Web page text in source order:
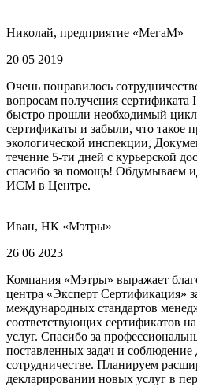
Николай, предприятие «МегаМ»
20 05 2019
Очень понравилось
вопросам получения
быстро прошли необходимый цикл
сертификаты и забыли, что такое
экологической инспекции,
течение 5-ти дней с курьерской
спасибо за помощь! Обдумываем
ИСМ в Центре.
Иван, НК «Мэтры»
26 06 2023
Компания «Мэтры» выражает
центра «Эксперт Сертификация»
международных стандартов
соответствующих сертификатов
услуг. Спасибо за
поставленных задач и соблюдение
сотрудничестве. Планируем
декларировании новых услуг в